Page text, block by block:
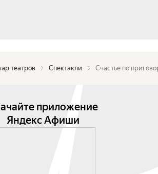
театров Спектакли Счастье по
приложение
Яндекс Афиши